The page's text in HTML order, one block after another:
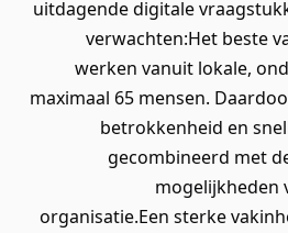
uitdagende digitale
verwachten:Het beste
werken vanuit lokale,
maximaal 65 mensen.
betrokkenheid en
gecombineerd met
mogelijkheden
organisatie.Een sterke